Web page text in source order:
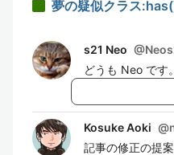
夢の疑似クラス
s21 Neo @
どうも Neo です。
Kosuke Aoki @
記事の修正の提